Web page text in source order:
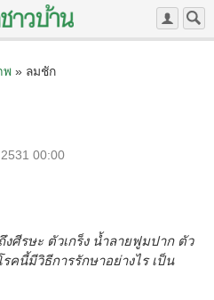
พ» ลมชัก
00:00
ศีรษะ ตัวเกร็ง น้ำลายฟูมปาก ตัว
คนี้มีวิธีการรักษาอย่างไร เป็น